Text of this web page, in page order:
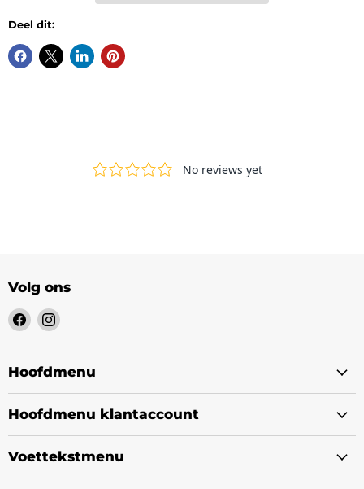
Deel dit:
Volg ons
Vind
ons
op
Facebook
Vind
op
Instagram
Hoofdmenu
Hoofdmenu klantaccount
Voettekstmenu